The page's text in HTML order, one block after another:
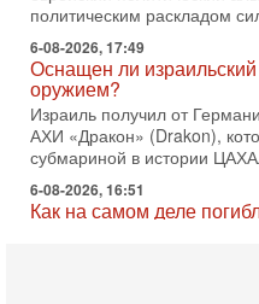
6-08-2026, 17:49
Оснащен ли
оружием?
Израиль получил от
АХИ «Дракон» (Drakon),
субмариной в истории
6-08-2026, 16:51
Как на самом деле
нарывается! "Зверства"
В эфире телеканала ITON-